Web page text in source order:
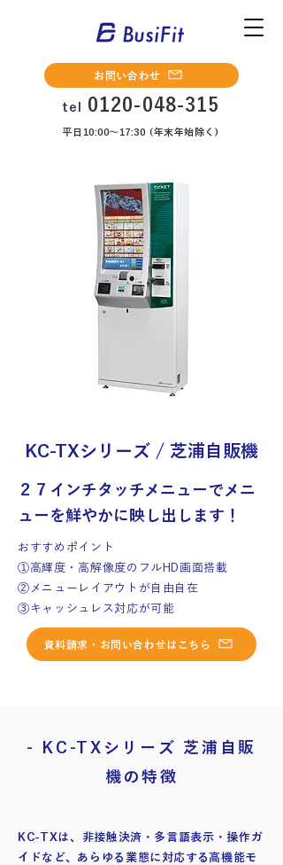
お問い合わせ
tel 0120-048-315
平日10:00～17:30 (年末年始除く)
KC-TXシリーズ / 芝浦自販機
２７インチタッチメニューでメニ
ューを鮮やかに映し出します！
おすすめポイント
①高輝度・高解像度のフルHD画面搭載
②メニューレイアウトが自由自在
③キャッシュレス対応が可能
資料請求・お問い合わせはこちら
- KC-TXシリーズ 芝浦自販
機の特徴
KC-TXは、非接触決済・多言語表示・操作ガ
イドなど、あらゆる業態に対応する高機能モ